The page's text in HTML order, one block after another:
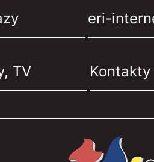
eri-
TV Kontakty